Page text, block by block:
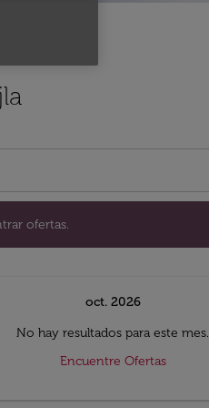
ofertas.
para encontrar ofertas.
oct. 2026
No hay resultados para este mes.
Encuentre Ofertas